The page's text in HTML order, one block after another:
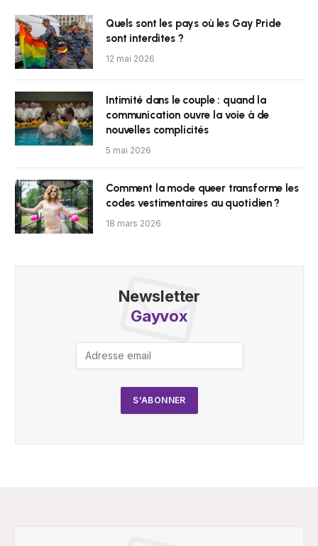
Quels sont les pays où les Gay Pride
sont interdites ?
12 mai 2026
Intimité dans le couple : quand la
communication ouvre la voie à de
nouvelles complicités
5 mai 2026
Comment la mode queer transforme les
codes vestimentaires au quotidien ?
18 mars 2026
Newsletter
Gayvox